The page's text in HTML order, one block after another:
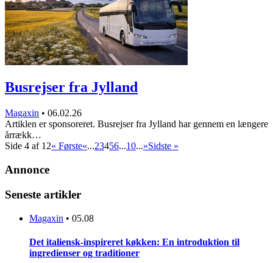
Busrejser fra Jylland
Magaxin • 06.02.26
Artiklen er sponsoreret. Busrejser fra Jylland har gennem en længere
årrækk…
Side 4 af 12« Første«...23456...10...»Sidste »
Annonce
Seneste artikler
Magaxin • 05.08
Det italiensk-inspireret køkken: En introduktion til
ingredienser og traditioner